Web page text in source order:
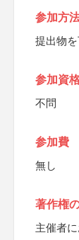
参加方
提出物
参加資
不問
参加費
無し
著作権
主催者